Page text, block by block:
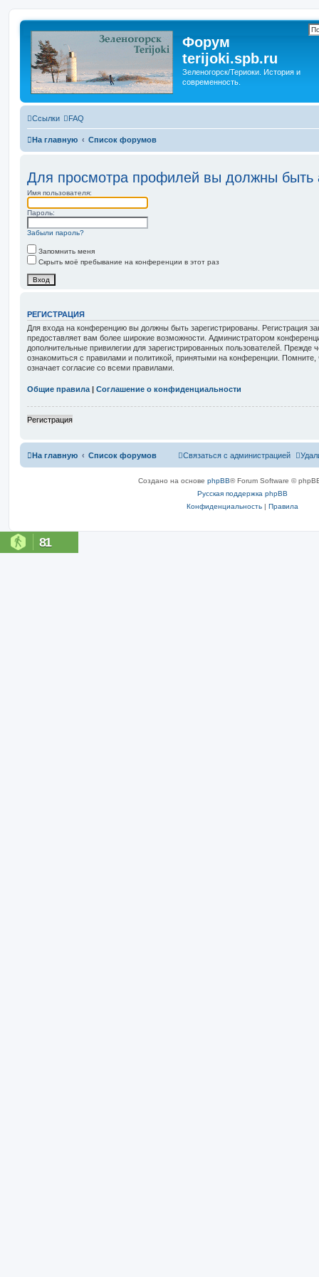
Форум
terijoki.spb.ru
Зеленогорск/Териоки. История и
современность.
Ссылки FAQ
На главную Список форумов
Для просмотра профилей вы должны быть
Имя пользователя:
Пароль:
Забыли пароль?
Запомнить меня
Скрыть моё пребывание на конференции в этот раз
РЕГИСТРАЦИЯ
Для входа на конференцию вы должны быть зарегистрированы. Регистрация
предоставляет вам более широкие возможности. Администратором
дополнительные привилегии для зарегистрированных пользователей. Прежде
ознакомиться с правилами и политикой, принятыми на конференции.
означает согласие со всеми правилами.
Общие правила | Соглашение о конфиденциальности
Регистрация
На главную Список форумов Связаться с администрацией
Создано на основе phpBB® Forum Software ©
Русская поддержка phpBB
Конфиденциальность | Правила
81